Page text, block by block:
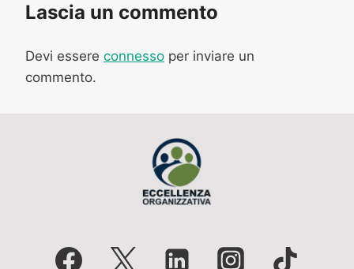
Lascia un commento
Devi essere connesso per inviare un
commento.